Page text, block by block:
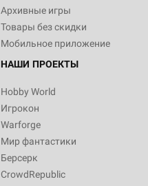
Архивные игры
Товары без скидки
Мобильное приложение
НАШИ ПРОЕКТЫ
Hobby World
Игрокон
Warforge
Мир фантастики
Берсерк
CrowdRepublic